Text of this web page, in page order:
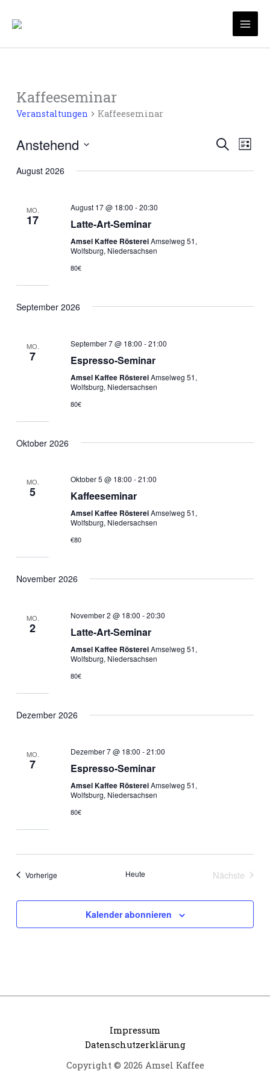
Inhalt
Kaffeeseminar
Veranstaltungen Kaffeeseminar
und
SucheListe
Anstehend
wählen.
August 2026
MO.
17
August 17 @ 18:00 -20:30
Latte-Art-Seminar
Amsel Kaffee RöstereiAmselweg 51,
Wolfsburg, Niedersachsen
80€
September 2026
MO.
7
September 7 @ 18:00 -21:00
Espresso-Seminar
Amsel Kaffee RöstereiAmselweg 51,
Wolfsburg, Niedersachsen
80€
Oktober 2026
MO.
5
Oktober 5 @ 18:00 -21:00
Kaffeeseminar
Amsel Kaffee RöstereiAmselweg 51,
Wolfsburg, Niedersachsen
€80
November 2026
MO.
2
November 2 @ 18:00 -20:30
Latte-Art-Seminar
Amsel Kaffee RöstereiAmselweg 51,
Wolfsburg, Niedersachsen
80€
Dezember 2026
MO.
7
Dezember 7 @ 18:00 -21:00
Espresso-Seminar
Amsel Kaffee RöstereiAmselweg 51,
Wolfsburg, Niedersachsen
80€
Vorherige Heute
Nächste
Kalender abonnieren
Impressum
Datenschutzerklärung
Copyright © 2026 Amsel Kaffee